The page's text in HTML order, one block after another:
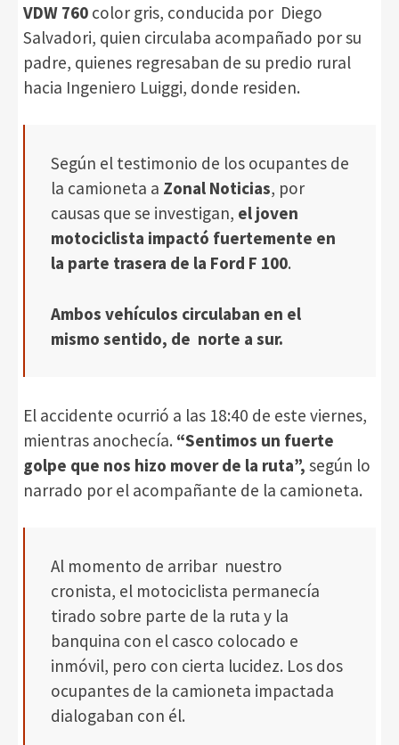
VDW 760 color gris, conducida por Diego
Salvadori, quien circulaba acompañado por su
padre, quienes regresaban de su predio rural
hacia Ingeniero Luiggi, donde residen.
Según el testimonio de los ocupantes de
la camioneta a Zonal Noticias, por
causas que se investigan, el joven
motociclista impactó fuertemente en
la parte trasera de la Ford F 100.
Ambos vehículos circulaban en el
mismo sentido, de norte a sur.
El accidente ocurrió a las 18:40 de este viernes,
mientras anochecía. “Sentimos un fuerte
golpe que nos hizo mover de la ruta”, según lo
narrado por el acompañante de la camioneta.
Al momento de arribar nuestro
cronista, el motociclista permanecía
tirado sobre parte de la ruta y la
banquina con el casco colocado e
inmóvil, pero con cierta lucidez. Los dos
ocupantes de la camioneta impactada
dialogaban con él.